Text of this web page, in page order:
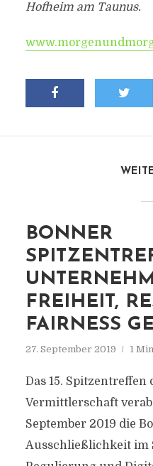
Hofheim am Taunus.
BONNER
FREIHEIT,
FAIRNESS
27. September 2019 1
Das 15. Spitzentreffen
Vermittlerschaft
September 2019 die
Ausschließlichkeit im